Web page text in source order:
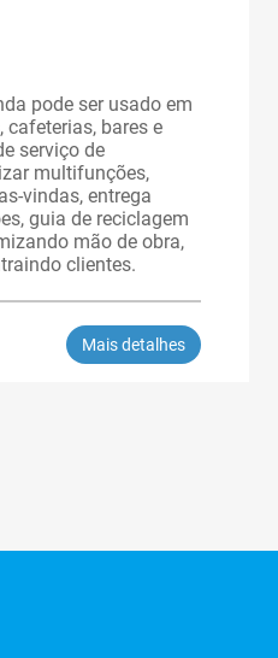
pode ser usado em
cafeterias, bares e
serviço de
multifunções,
vindas, entrega
guia de reciclagem
mão de obra,
clientes.
Mais detalhes